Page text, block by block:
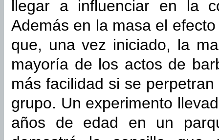
llegar a influenciar en la
Además en la masa el
que, una vez iniciado, la
mayoría de los actos de
más facilidad si se
grupo. Un experimento
años de edad en un